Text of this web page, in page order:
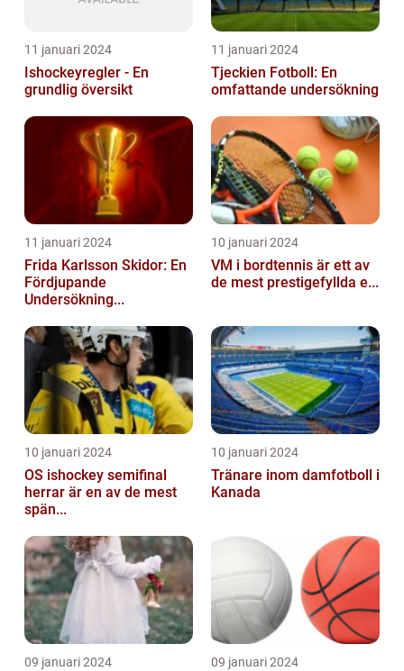
11 januari 2024
Ishockeyregler - En
grundlig översikt
11 januari 2024
Tjeckien Fotboll: En
omfattande undersökning
11 januari 2024
Frida Karlsson Skidor: En
Fördjupande
Undersökning...
10 januari 2024
VM i bordtennis är ett av
de mest prestigefyllda e...
10 januari 2024
OS ishockey semifinal
herrar är en av de mest
spän...
10 januari 2024
Tränare inom damfotboll i
Kanada
09 januari 2024 09 januari 2024